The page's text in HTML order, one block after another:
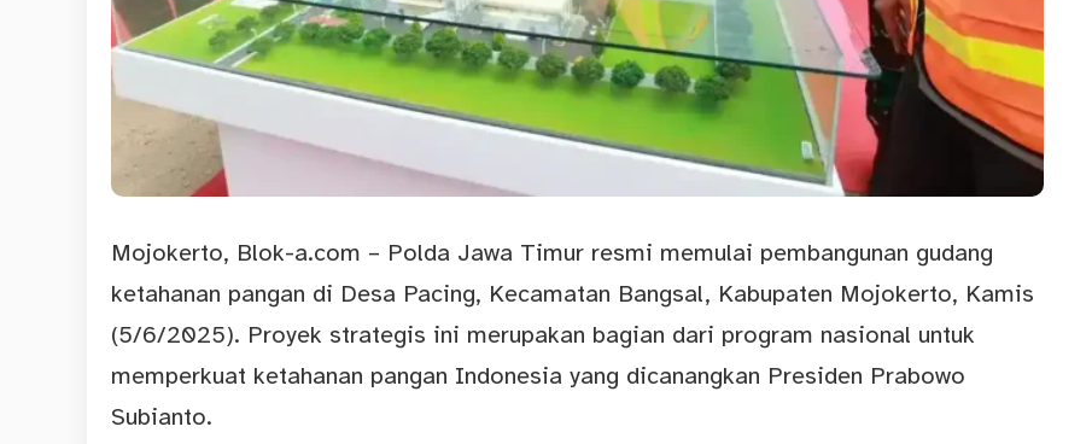
Mojokerto, Blok-a.com – Polda Jawa Timur resmi memulai pembangunan gudang
ketahanan pangan di Desa Pacing, Kecamatan Bangsal, Kabupaten Mojokerto, Kamis
(5/6/2025). Proyek strategis ini merupakan bagian dari program nasional untuk
memperkuat ketahanan pangan Indonesia yang dicanangkan Presiden Prabowo
Subianto.